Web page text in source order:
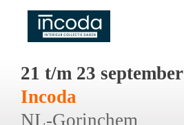
21 t/m 23 september
Incoda
NL-Gorinchem